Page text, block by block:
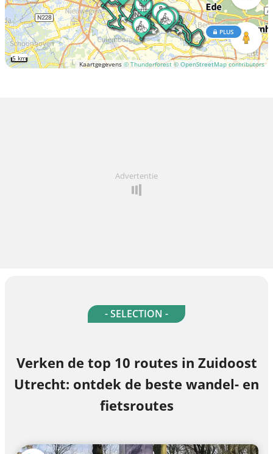
Kaartgegevens © Thunderforest © OpenStreetMap contributors
PLUS
5 km
Advertentie
- SELECTION -
Verken de top 10 routes in Zuidoost
Utrecht: ontdek de beste wandel- en
fietsroutes